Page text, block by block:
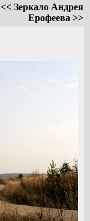
<< Зеркало Андрея
Ерофеева >>